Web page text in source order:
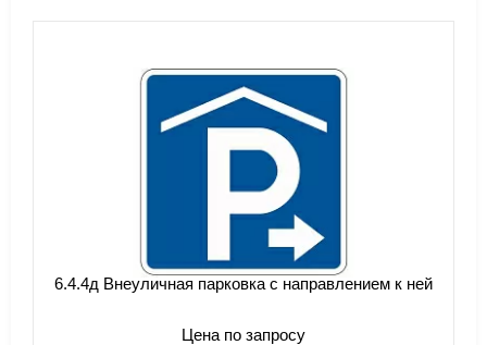
6.4.4д Внеуличная парковка с направлением к ней
Цена по запросу